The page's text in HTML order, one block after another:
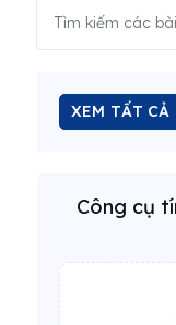
XEM TẤT
Công cụ